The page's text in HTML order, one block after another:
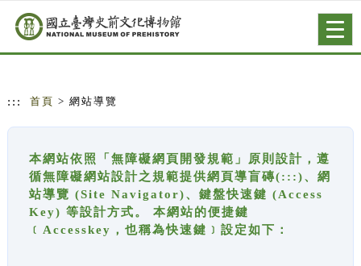
跳到主要內容
網站導覽
::: 首頁 > 網站導覽
本網站依照「無障礙網頁開發規範」原則設計，遵
循無障礙網站設計之規範提供網頁導盲磚(:::)、網
站導覽 (Site Navigator)、鍵盤快速鍵 (Access
Key) 等設計方式。 本網站的便捷鍵
﹝Accesskey，也稱為快速鍵﹞設定如下：